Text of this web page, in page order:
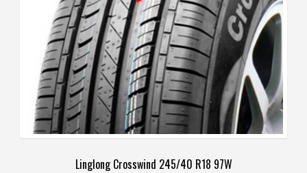
Linglong Crosswind 245/40 R18 97W